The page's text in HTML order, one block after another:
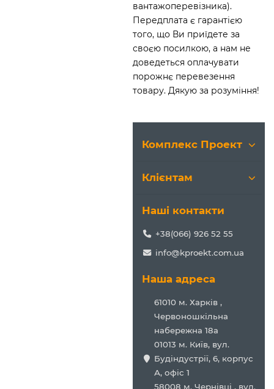
вантажоперевізника).
Передплата є гарантією
того, що Ви приїдете за
своєю посилкою, а нам не
доведеться оплачувати
порожнє перевезення
товару. Дякую за розуміння!
Комплекс Проект
Клієнтам
Наші контакти
+38(066) 926 52 55
info@kproekt.com.ua
Наша адреса
61010 м. Харків ,
Червоношкільна
набережна 18а
01013 м. Київ, вул.
Будіндустрії, 6, корпус
А, офіс 1
58008 м. Чернівці , вул.